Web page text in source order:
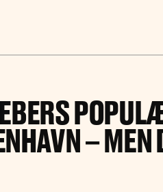
– MEN